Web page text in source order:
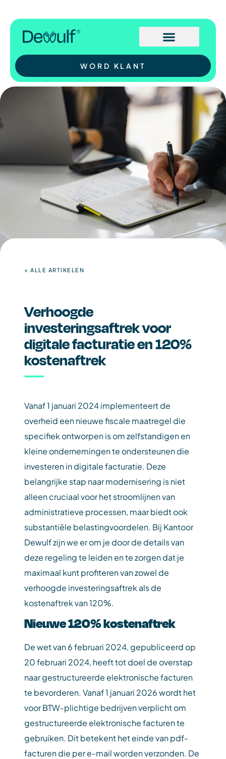
WORD KLANT
< ALLE ARTIKELEN
Verhoogde
investeringsaftrek voor
digitale facturatie en 120%
kostenaftrek
Vanaf 1 januari 2024 implementeert de
overheid een nieuwe fiscale maatregel die
specifiek ontworpen is om zelfstandigen en
kleine ondernemingen te ondersteunen die
investeren in digitale facturatie. Deze
belangrijke stap naar modernisering is niet
alleen cruciaal voor het stroomlijnen van
administratieve processen, maar biedt ook
substantiële belastingvoordelen. Bij Kantoor
Dewulf zijn we er om je door de details van
deze regeling te leiden en te zorgen dat je
maximaal kunt profiteren van zowel de
verhoogde investeringsaftrek als de
kostenaftrek van 120%.
Nieuwe 120% kostenaftrek
De wet van 6 februari 2024, gepubliceerd op
20 februari 2024, heeft tot doel de overstap
naar gestructureerde elektronische facturen
te bevorderen. Vanaf 1 januari 2026 wordt het
voor BTW-plichtige bedrijven verplicht om
gestructureerde elektronische facturen te
gebruiken. Dit betekent het einde van pdf-
facturen die per e-mail worden verzonden. De